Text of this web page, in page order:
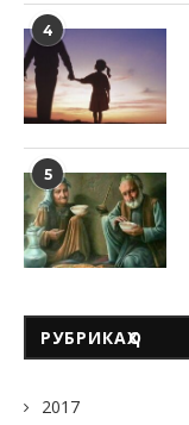
4
5
РУБРИКАҲО
2017